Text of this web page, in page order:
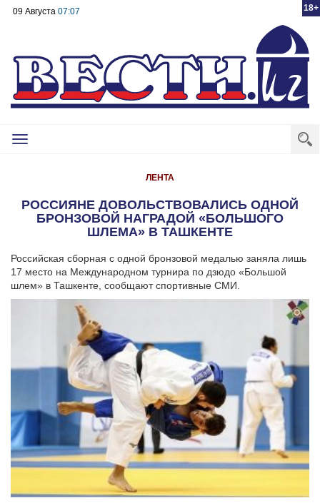
18+
09 Августа 07:07
Toggle
ЛЕНТА
РОССИЯНЕ ДОВОЛЬСТВОВАЛИСЬ ОДНОЙ
БРОНЗОВОЙ НАГРАДОЙ «БОЛЬШОГО
ШЛЕМА» В ТАШКЕНТЕ
Российская сборная с одной бронзовой медалью заняла лишь
17 место на Международном турнира по дзюдо «Большой
шлем» в Ташкенте, сообщают спортивные СМИ.